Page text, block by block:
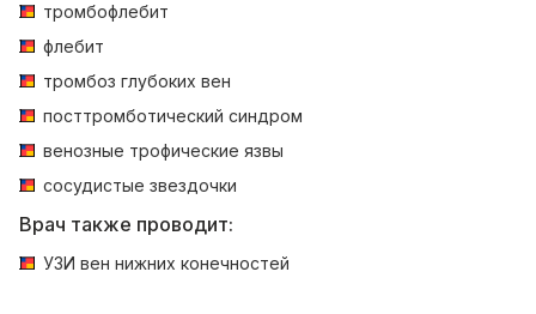
тромбофлебит
флебит
тромбоз глубоких вен
посттромботический синдром
венозные трофические язвы
сосудистые звездочки
Врач также проводит:
УЗИ вен нижних конечностей